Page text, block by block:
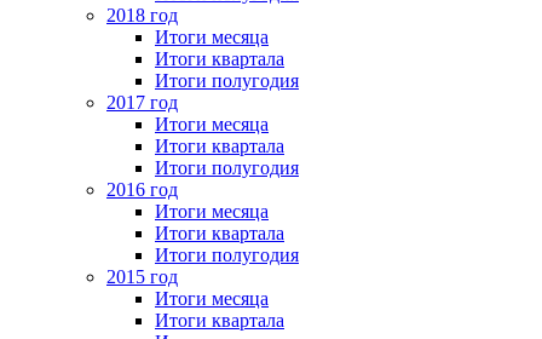
2018 год
Итоги месяца
Итоги квартала
Итоги полугодия
2017 год
Итоги месяца
Итоги квартала
Итоги полугодия
2016 год
Итоги месяца
Итоги квартала
Итоги полугодия
2015 год
Итоги месяца
Итоги квартала